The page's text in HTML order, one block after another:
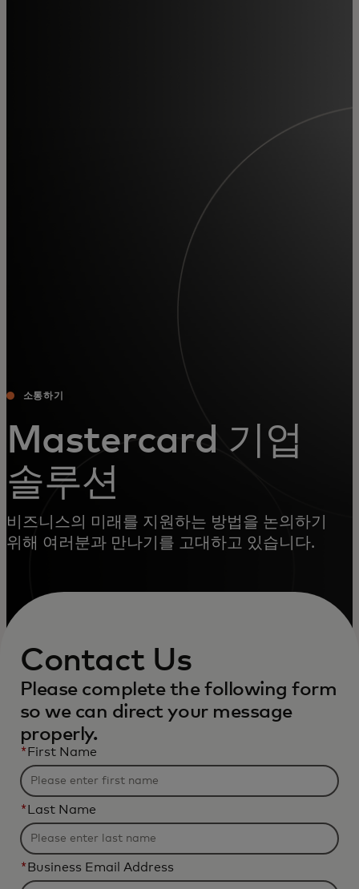
소통하기
Mastercard 기업
솔루션
비즈니스의 미래를 지원하는 방법을 논의하기
위해 여러분과 만나기를 고대하고 있습니다.
Contact Us
Please complete the following form
so we can direct your message
properly.
* First Name
* Last Name
* Business Email Address